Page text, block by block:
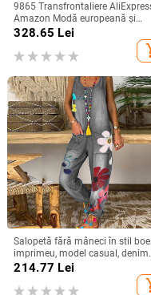
9865 Transfrontaliere
Amazon Modă europeană și
americană pentru femei, culoare
solidă, plasă cu stras, pantaloni
fără mâneci
328.65 Lei
Salopetă fără mâneci în stil
imprimeu, model casual, denim
subțire, amestec bumbac-
214.77 Lei